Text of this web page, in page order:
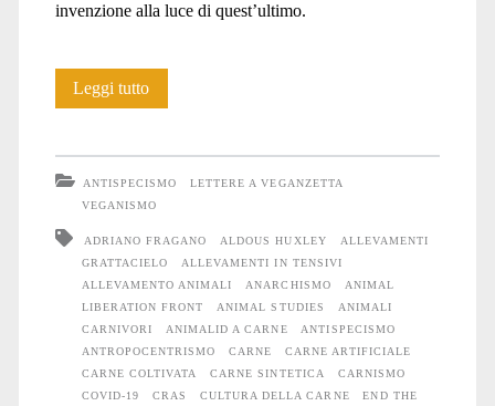
invenzione alla luce di quest’ultimo.
Leggi tuttoColtiviamo
la
carne
ANTISPECISMO
LETTERE A VEGANZETTA
VEGANISMO
ADRIANO FRAGANO ALDOUS HUXLEY
ALLEVAMENTI
GRATTACIELO
ALLEVAMENTI IN TENSIVI
ALLEVAMENTO ANIMALI
ANARCHISMO
ANIMAL
LIBERATION FRONT
ANIMAL STUDIES
ANIMALI
CARNIVORI
ANIMALID A CARNE
ANTISPECISMO
ANTROPOCENTRISMO
CARNE
CARNE ARTIFICIALE
CARNE COLTIVATA
CARNE SINTETICA
CARNISMO
COVID-19
CRAS CULTURA DELLA CARNE
END THE